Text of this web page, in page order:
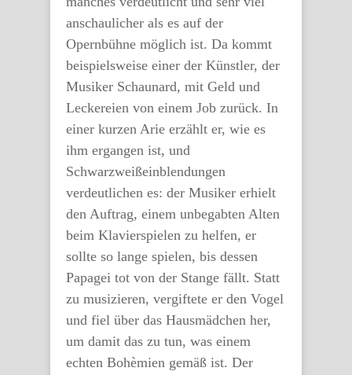
anschaulicher als es auf der
Opernbühne möglich ist. Da kommt
beispielsweise einer der Künstler, der
Musiker Schaunard, mit Geld und
Leckereien von einem Job zurück. In
einer kurzen Arie erzählt er, wie es
ihm ergangen ist, und
Schwarzweißeinblendungen
verdeutlichen es: der Musiker erhielt
den Auftrag, einem unbegabten Alten
beim Klavierspielen zu helfen, er
sollte so lange spielen, bis dessen
Papagei tot von der Stange fällt. Statt
zu musizieren, vergiftete er den Vogel
und fiel über das Hausmädchen her,
um damit das zu tun, was einem
echten Bohèmien gemäß ist. Der